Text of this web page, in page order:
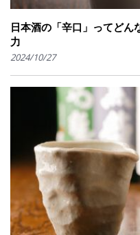
日本酒の「辛口」ってど
力
2024/10/27